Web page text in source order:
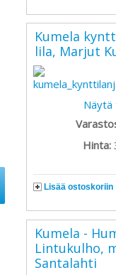
Kumela
lila, Marjut
Näytä
Hinta:
Lisää ostoskoriin
Kumela -
Lintukulho,
Santalahti